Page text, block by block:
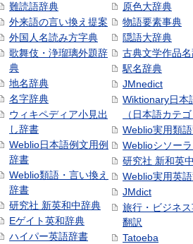
難読語辞典
外来語の言い換え提案
外国人名読み方字典
歌舞伎・浄瑠璃外題辞
典
地名辞典
名字辞典
ウィキペディア小見出
し辞書
Weblio日本語例文用例
辞書
Weblio類語・言い換え
辞書
研究社 新英和中辞典
Eゲイト英和辞典
ハイパー英語辞書
原色大辞典
物語要素事典
隠語大辞典
古典文学作品
駅名辞典
JMnedict
Wiktionary日本
（日本語カテ
Weblio実用類
Weblioシソー
研究社 新和英
Weblio実用英
JMdict
旅行・ビジネ
翻訳
Tatoeba